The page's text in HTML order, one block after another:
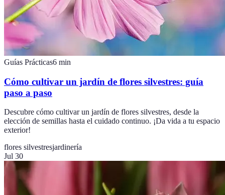
Guías Prácticas6 min
Cómo cultivar un jardín de flores silvestres: guía
paso a paso
Descubre cómo cultivar un jardín de flores silvestres, desde la
elección de semillas hasta el cuidado continuo. ¡Da vida a tu espacio
exterior!
flores silvestresjardinería
Jul 30